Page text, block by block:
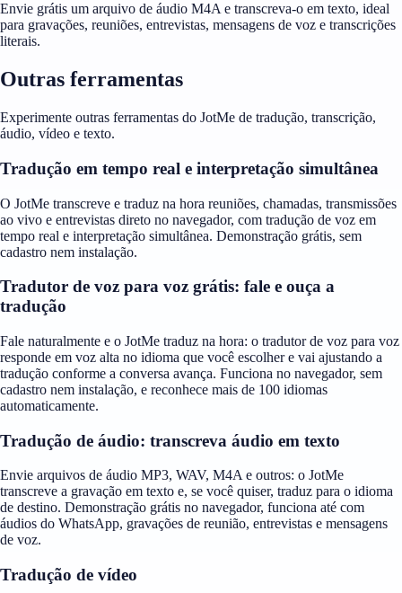
Envie grátis um arquivo de áudio M4A e transcreva-o em texto, ideal
para gravações, reuniões, entrevistas, mensagens de voz e transcrições
literais.
Outras ferramentas
Experimente outras ferramentas do JotMe de tradução, transcrição,
áudio, vídeo e texto.
Tradução em tempo real e interpretação simultânea
O JotMe transcreve e traduz na hora reuniões, chamadas, transmissões
ao vivo e entrevistas direto no navegador, com tradução de voz em
tempo real e interpretação simultânea. Demonstração grátis, sem
cadastro nem instalação.
Tradutor de voz para voz grátis: fale e ouça a
tradução
Fale naturalmente e o JotMe traduz na hora: o tradutor de voz para voz
responde em voz alta no idioma que você escolher e vai ajustando a
tradução conforme a conversa avança. Funciona no navegador, sem
cadastro nem instalação, e reconhece mais de 100 idiomas
automaticamente.
Tradução de áudio: transcreva áudio em texto
Envie arquivos de áudio MP3, WAV, M4A e outros: o JotMe
transcreve a gravação em texto e, se você quiser, traduz para o idioma
de destino. Demonstração grátis no navegador, funciona até com
áudios do WhatsApp, gravações de reunião, entrevistas e mensagens
de voz.
Tradução de vídeo